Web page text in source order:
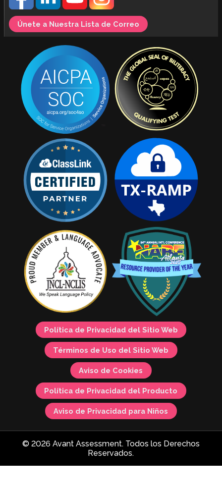
Únete a Nuestra Lista de Correo
Política de Privacidad del Sitio Web
Términos de Uso del Sitio Web
Aviso de Cookies
Política de Privacidad del Producto
Aviso de Privacidad para Niños
© 2026 Avant Assessment. Todos los Derechos
Reservados.